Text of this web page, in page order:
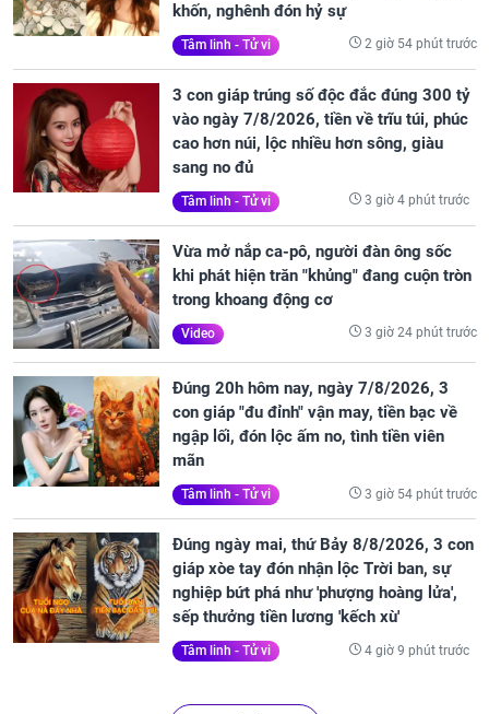
khốn, nghênh đón hỷ sự
Tâm linh - Tử vi 2 giờ 54 phút trước
3 con giáp trúng số độc đắc đúng 300 tỷ
vào ngày 7/8/2026, tiền về trĩu túi, phúc
cao hơn núi, lộc nhiều hơn sông, giàu
sang no đủ
Tâm linh - Tử vi 3 giờ 4 phút trước
Vừa mở nắp ca-pô, người đàn ông sốc
khi phát hiện trăn "khủng" đang cuộn tròn
trong khoang động cơ
Video 3 giờ 24 phút trước
Đúng 20h hôm nay, ngày 7/8/2026, 3
con giáp "đu đỉnh" vận may, tiền bạc về
ngập lối, đón lộc ấm no, tình tiền viên
mãn
Tâm linh - Tử vi 3 giờ 54 phút trước
Đúng ngày mai, thứ Bảy 8/8/2026, 3 con
giáp xòe tay đón nhận lộc Trời ban, sự
nghiệp bứt phá như 'phượng hoàng lửa',
sếp thưởng tiền lương 'kếch xù'
Tâm linh - Tử vi 4 giờ 9 phút trước